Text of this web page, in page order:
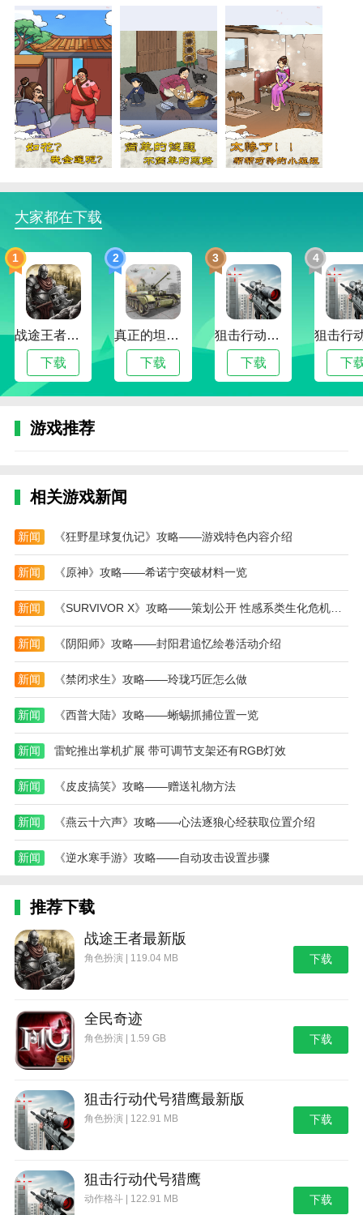
2、玩起来感觉很放松，给玩家带来了很好的减压
过程。
3、背景音乐主要是轻松的音乐，听起来很舒服。
4、精致的关卡设计，多种风格，让玩家在游戏中
不断挑战自我。
大小姐沦落民间 最新版游戏测评
1、步步挑战难度，让玩家在游戏中不断成长，感
2、丰富多样的场景和谜题确保玩家不会在游戏中
3、大小姐沦落民间 最新版清新简洁的画风，给玩
家带来舒适自然的游戏氛围。
本站为您提供大小姐沦落民间 最新版的 手机游戏
，欢迎大家记住本站网址，本站是您下载安卓手游app
最好的网站！
大家都在下载
1
战途王者最新版
下载
2
真正的坦克大战
下载
3
狙击行动代号猎鹰
下载
4
下
游戏推荐
相关游戏新闻
新闻 《狂野星球复仇记》攻略——游戏特色内容介绍
新闻 《原神》攻略——希诺宁突破材料一览
新闻 《SURVIVOR X》攻略——策划公开 性感系类生化危机新游
新闻 《阴阳师》攻略——封阳君追忆绘卷活动介绍
新闻 《禁闭求生》攻略——玲珑巧匠怎么做
新闻 《西普大陆》攻略——蜥蜴抓捕位置一览
新闻 雷蛇推出掌机扩展 带可调节支架还有RGB灯效
新闻 《皮皮搞笑》攻略——赠送礼物方法
新闻 《燕云十六声》攻略——心法逐狼心经获取位置介绍
新闻 《逆水寒手游》攻略——自动攻击设置步骤
推荐下载
战途王者最新版
角色扮演 | 119.04 MB 下载
全民奇迹
角色扮演 | 1.59 GB 下载
狙击行动代号猎鹰最新版
角色扮演 | 122.91 MB 下载
狙击行动代号猎鹰
动作格斗 | 122.91 MB 下载